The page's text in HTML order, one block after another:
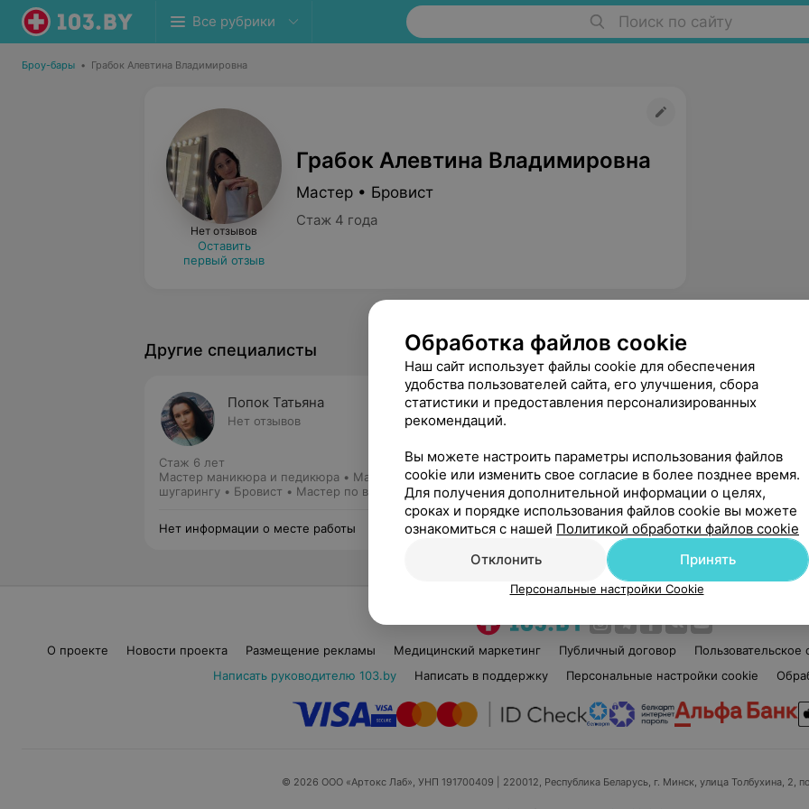
Все рубрики Поиск по сайту
Броу-бары • Грабок Алевтина Владимировна
Нет отзывов
Оставить
первый отзыв
Грабок Алевтина Владимировна
Мастер • Бровист
Стаж 4 года
Другие специалисты
Попок Татьяна
Нет отзывов
Стаж 6 лет
Мастер маникюра и педикюра • Мастер по
шугарингу • Бровист • Мастер по восковой
Нет информации о месте работы
Кристина
Стаж 6 лет
Бровист
Нет информации о месте работы
О проекте Новости проекта Размещение рекламы Медицинский маркетинг Публичный договор Пользовательское
Написать руководителю 103.by
Написать в поддержку Персональные настройки cookie
© 2026 ООО «Артокс Лаб», УНП 191700409 | 220012, Республика Беларусь, г. Минск, улица Толбухина, 2,
Обработка файлов cookie
Наш сайт использует файлы cookie для обеспечения
удобства пользователей сайта, его улучшения, сбора
статистики и предоставления персонализированных
рекомендаций.
Вы можете настроить параметры использования файлов
cookie или изменить свое согласие в более позднее время.
Для получения дополнительной информации о целях,
сроках и порядке использования файлов cookie вы можете
ознакомиться с нашей Политикой обработки файлов cookie
Отклонить
Принять
Персональные настройки Cookie